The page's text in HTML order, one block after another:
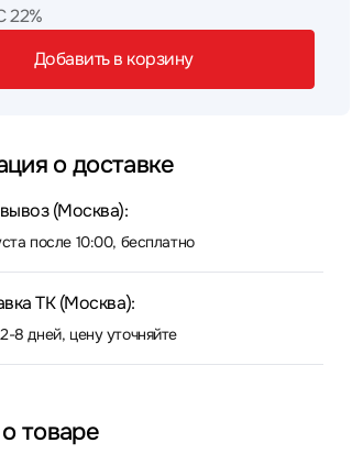
22%
Добавить в корзину
о доставке
(Москва):
после 10:00, бесплатно
ТК (Москва):
8 дней, цену уточняйте
товаре